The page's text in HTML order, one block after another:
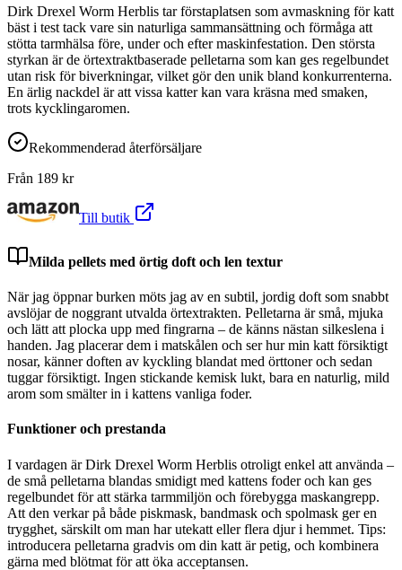
Dirk Drexel Worm Herblis tar förstaplatsen som avmaskning för katt
bäst i test tack vare sin naturliga sammansättning och förmåga att
stötta tarmhälsa före, under och efter maskinfestation. Den största
styrkan är de örtextraktbaserade pelletarna som kan ges regelbundet
utan risk för biverkningar, vilket gör den unik bland konkurrenterna.
En ärlig nackdel är att vissa katter kan vara kräsna med smaken,
trots kycklingaromen.
Rekommenderad återförsäljare
Från 189 kr
Till butik
Milda pellets med örtig doft och len textur
När jag öppnar burken möts jag av en subtil, jordig doft som snabbt
avslöjar de noggrant utvalda örtextrakten. Pelletarna är små, mjuka
och lätt att plocka upp med fingrarna – de känns nästan silkeslena i
handen. Jag placerar dem i matskålen och ser hur min katt försiktigt
nosar, känner doften av kyckling blandat med örttoner och sedan
tuggar försiktigt. Ingen stickande kemisk lukt, bara en naturlig, mild
arom som smälter in i kattens vanliga foder.
Funktioner och prestanda
I vardagen är Dirk Drexel Worm Herblis otroligt enkel att använda –
de små pelletarna blandas smidigt med kattens foder och kan ges
regelbundet för att stärka tarmmiljön och förebygga maskangrepp.
Att den verkar på både piskmask, bandmask och spolmask ger en
trygghet, särskilt om man har utekatt eller flera djur i hemmet. Tips:
introducera pelletarna gradvis om din katt är petig, och kombinera
gärna med blötmat för att öka acceptansen.